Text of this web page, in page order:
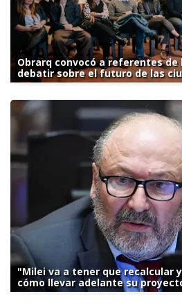
Obrarq convocó a referentes
debatir sobre el futuro de las
"Milei va a tener que recalcular
cómo llevar adelante su